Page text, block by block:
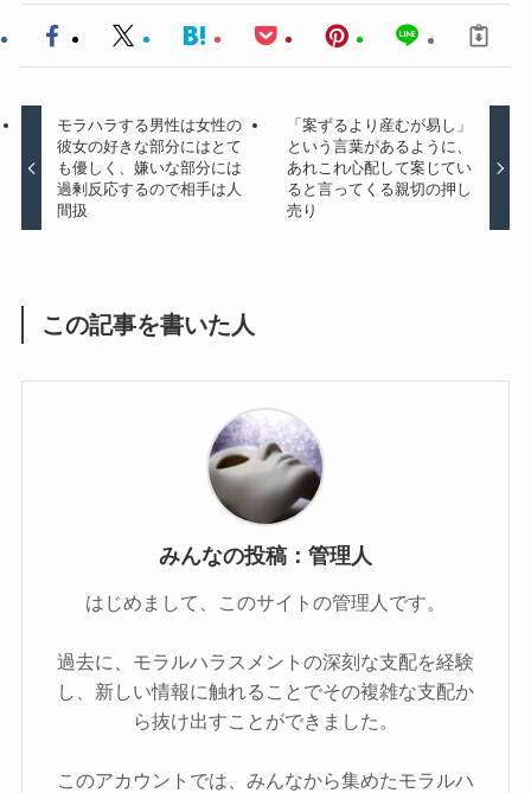
モラハラする男性は女性の
彼女の好きな部分にはとて
も優しく、嫌いな部分には
過剰反応するので相手は人
間扱
「案ずるより産むが易し」
という言葉があるように、
あれこれ心配して案じてい
ると言ってくる親切の押し
売り
この記事を書いた人
みんなの投稿：管理人
はじめまして、このサイトの管理人です。
過去に、モラルハラスメントの深刻な支配を経験
し、新しい情報に触れることでその複雑な支配か
ら抜け出すことができました。
このアカウントでは、みんなから集めたモラルハ